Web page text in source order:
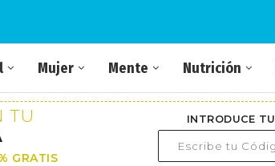
Mujer Mente Nutrición
TU
GRATIS
INTRODUCE